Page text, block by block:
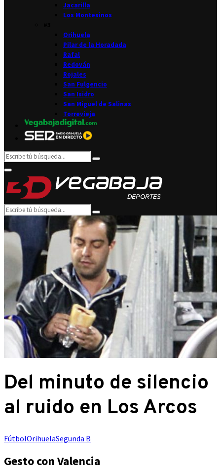
Jacarilla
Los Montesinos
Orihuela
Pilar de la Horadada
Rafal
Redován
Rojales
San Fulgencio
San Isidro
San Miguel de Salinas
Torrevieja
Search
for:
Search
Primary
Menu
Search
for:
Search
Del minuto de silencio
al ruido en Los Arcos
FútbolOrihuelaSegunda B
Gesto con Valencia